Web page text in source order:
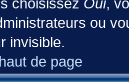
choisissez Oui,
ou
invisible.
de page